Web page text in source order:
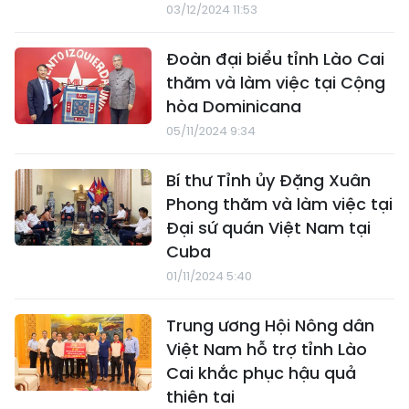
03/12/2024 11:53
Đoàn đại biểu tỉnh Lào Cai
thăm và làm việc tại Cộng
hòa Dominicana
05/11/2024 9:34
Bí thư Tỉnh ủy Đặng Xuân
Phong thăm và làm việc tại
Đại sứ quán Việt Nam tại
Cuba
01/11/2024 5:40
Trung ương Hội Nông dân
Việt Nam hỗ trợ tỉnh Lào
Cai khắc phục hậu quả
thiên tai